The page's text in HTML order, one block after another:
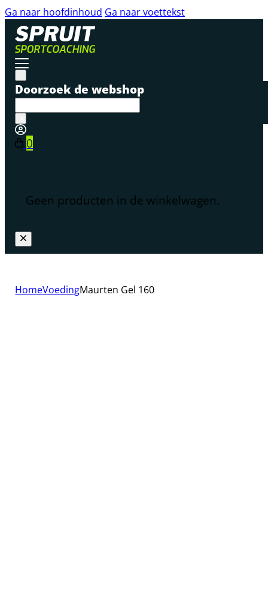
Ga naar hoofdinhoud Ga naar voettekst
Doorzoek de webshop
0
Geen producten in de winkelwagen.
HomeVoedingMaurten Gel 160